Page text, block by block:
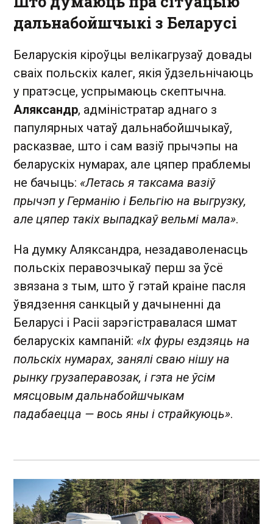
дальнабойшчыкі з Беларусі
Беларускія кіроўцы велікагрузаў довады
сваіх польскіх калег, якія ўдзельнічаюць
у пратэсце, успрымаюць скептычна.
Аляксандр, адміністратар аднаго з
папулярных чатаў дальнабойшчыкаў,
расказвае, што і сам вазіў прычэпы на
беларускіх нумарах, але цяпер праблемы
не бачыць: «Летась я таксама вазіў
прычэп у Германію і Бельгію на выгрузку,
але цяпер такіх выпадкаў вельмі мала».
На думку Аляксандра, незадаволенасць
польскіх перавозчыкаў перш за ўсё
звязана з тым, што ў гэтай краіне пасля
ўвядзення санкцый у дачыненні да
Беларусі і Расіі зарэгістравалася шмат
беларускіх кампаній: «Іх фуры ездзяць на
польскіх нумарах, занялі сваю нішу на
рынку грузаперавозак, і гэта не ўсім
мясцовым дальнабойшчыкам
падабаецца — вось яны і страйкуюць».